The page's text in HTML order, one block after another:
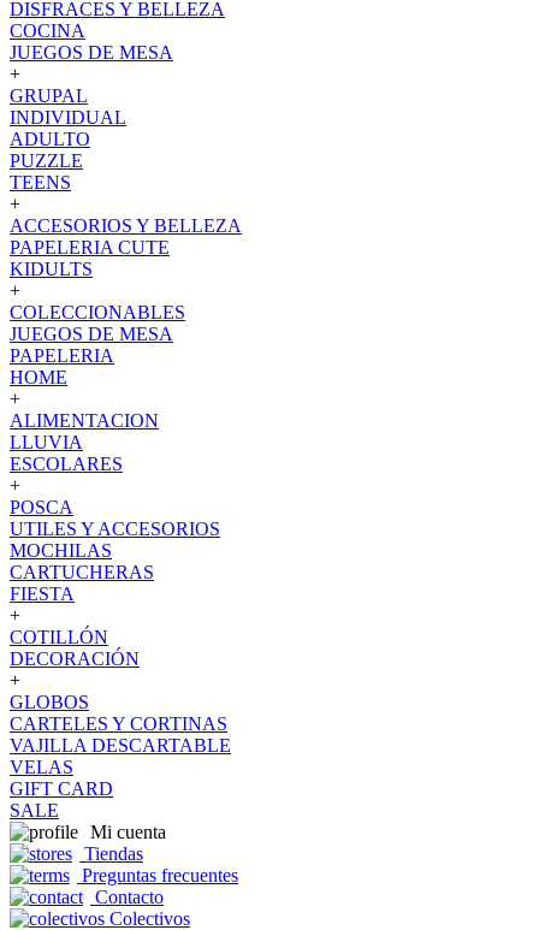
DISFRACES Y BELLEZA
COCINA
JUEGOS DE MESA
+
GRUPAL
INDIVIDUAL
ADULTO
PUZZLE
TEENS
+
ACCESORIOS Y BELLEZA
PAPELERIA CUTE
KIDULTS
+
COLECCIONABLES
JUEGOS DE MESA
PAPELERIA
HOME
+
ALIMENTACION
LLUVIA
ESCOLARES
+
POSCA
UTILES Y ACCESORIOS
MOCHILAS
CARTUCHERAS
FIESTA
+
COTILLÓN
DECORACIÓN
+
GLOBOS
CARTELES Y CORTINAS
VAJILLA DESCARTABLE
VELAS
GIFT CARD
SALE
Mi cuenta
Tiendas
Preguntas frecuentes
Contacto
Colectivos